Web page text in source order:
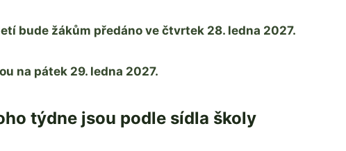
bude žákům předáno ve čtvrtek 28. ledna 2027.
na pátek 29. ledna 2027.
týdne jsou podle sídla školy